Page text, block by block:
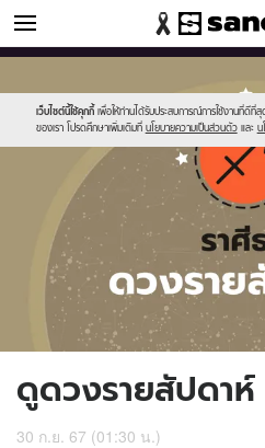
ดูดวง
เว็บไซต์นี้ใช้คุกกี้ เพื่อให้ท่านได้รับประสบการณ์การใช้งานที่ดีที่
ของเรา โปรดศึกษาเพิ่มเติมที่ นโยบายความเป็นส่วนตัว และ น
new-
sanook.png
horoscope-
sagittarus_z.jpg
ดูดวงรายสัปดาห์
30 ก.ย. 67 (01:30 น.)